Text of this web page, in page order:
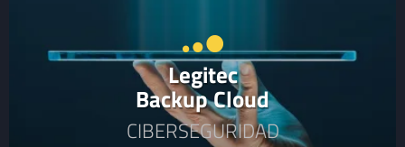
Legitec
Backup Cloud
CIBERSEGURIDAD